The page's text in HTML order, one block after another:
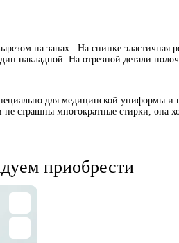
на запах . На спинке эластичная
накладной. На отрезной детали
для медицинской униформы и
страшны многократные стирки, она
приобрести